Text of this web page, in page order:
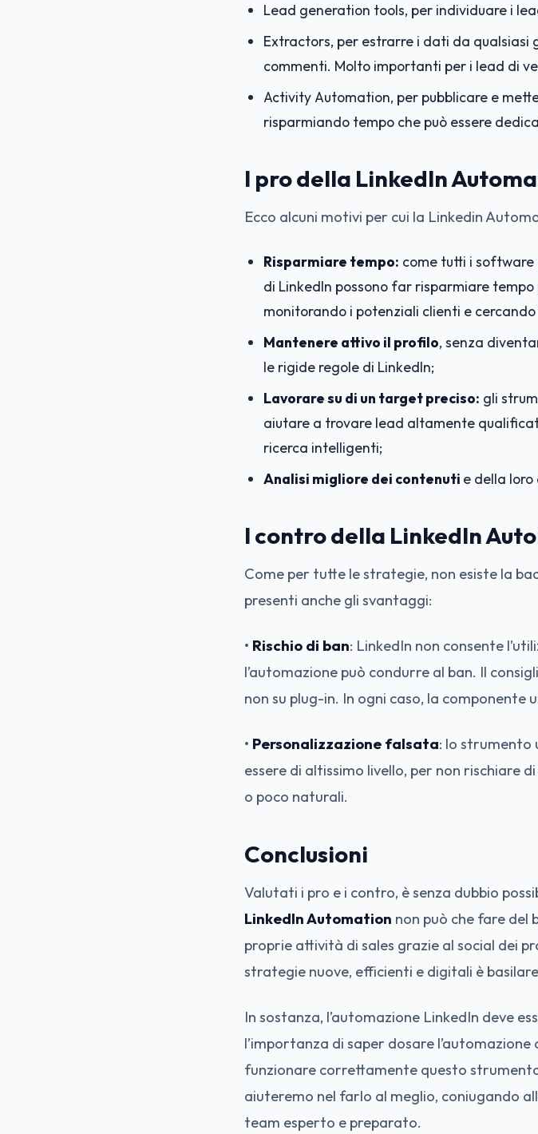
Lead generation tools, per individuare i
Extractors, per estrarre i dati da qualsiasi
commenti. Molto importanti per i lead di
Activity Automation, per pubblicare e
risparmiando tempo che può essere
I pro della LinkedIn
Ecco alcuni motivi per cui la Linkedin
Risparmiare tempo: come tutti i
di LinkedIn possono far risparmiare
monitorando i potenziali clienti e
Mantenere attivo il profilo, senza
le rigide regole di LinkedIn;
Lavorare su di un target preciso: gli
aiutare a trovare lead altamente
ricerca intelligenti;
Analisi migliore dei contenuti e della
I contro della LinkedIn
Come per tutte le strategie, non esiste la
presenti anche gli svantaggi:
• Rischio di ban: LinkedIn non consente
l’automazione può condurre al ban. Il
non su plug-in. In ogni caso, la componente
• Personalizzazione falsata: lo strumento
essere di altissimo livello, per non rischiare
o poco naturali.
Conclusioni
Valutati i pro e i contro, è senza dubbio
LinkedIn Automation non può che fare del
proprie attività di sales grazie al social dei
strategie nuove, efficienti e digitali è
In sostanza, l’automazione LinkedIn deve
l’importanza di saper dosare
funzionare correttamente questo
aiuteremo nel farlo al meglio, coniugando
team esperto e preparato.